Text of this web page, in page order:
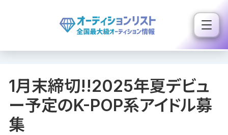
ス
1月末締切!!2025年夏デビュ
ー予定のK-POP系アイドル募
集